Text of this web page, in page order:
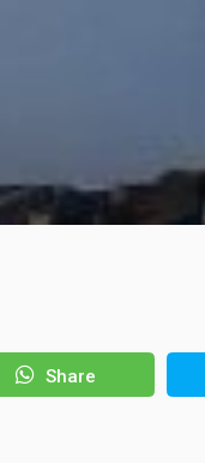
Share